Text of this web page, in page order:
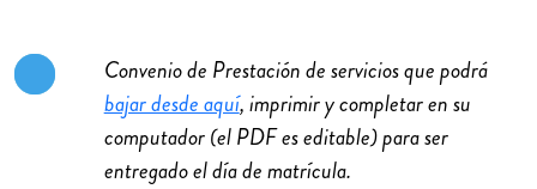
Convenio de Prestación de servicios que podrá
bajar desde aquí, imprimir y completar en su
computador (el PDF es editable) para ser
entregado el día de matrícula.